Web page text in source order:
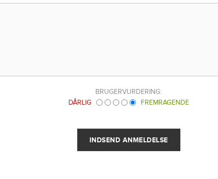
BRUGERVURDERING:
DÅRLIG
FREMRAGENDE